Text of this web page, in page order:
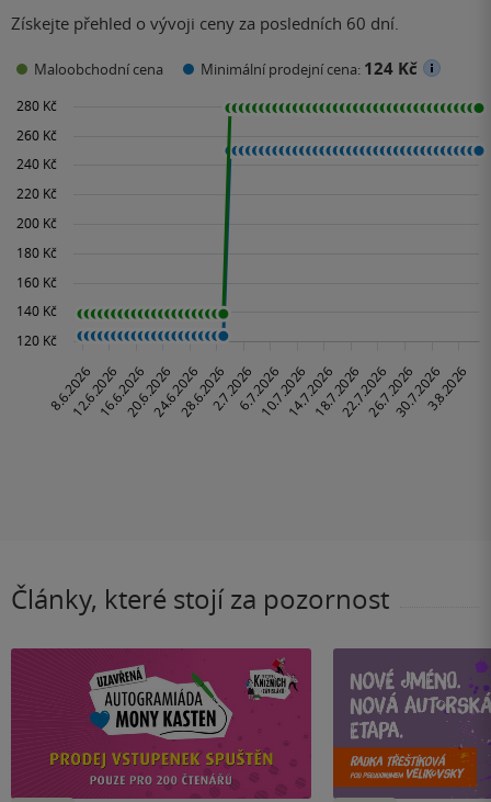
Získejte přehled o vývoji ceny za posledních 60 dní.
Maloobchodní cena Minimální prodejní cena: 124 Kč
Články, které stojí za pozornost